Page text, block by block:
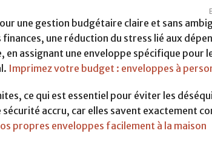
une gestion budgétaire claire et sans
une réduction du stress lié aux
en assignant une enveloppe spécifique pour
Imprimez votre budget : enveloppes à
ce qui est essentiel pour éviter les
accru, car elles savent exactement
propres enveloppes facilement à la maison